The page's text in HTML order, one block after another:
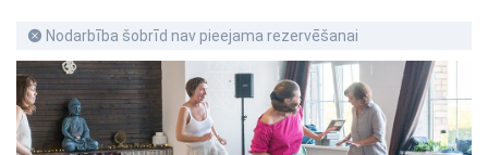
Nodarbība šobrīd nav pieejama rezervēšanai